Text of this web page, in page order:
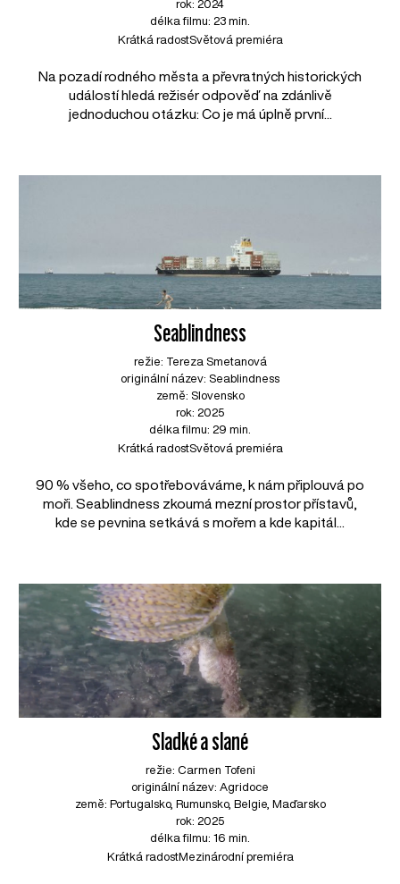
rok: 2024
délka filmu: 23 min.
Krátká radostSvětová premiéra
Na pozadí rodného města a převratných historických
událostí hledá režisér odpověď na zdánlivě
jednoduchou otázku: Co je má úplně první...
Seablindness
režie: Tereza Smetanová
originální název: Seablindness
země: Slovensko
rok: 2025
délka filmu: 29 min.
Krátká radostSvětová premiéra
90 % všeho, co spotřebováváme, k nám připlouvá po
moři. Seablindness zkoumá mezní prostor přístavů,
kde se pevnina setkává s mořem a kde kapitál...
Sladké a slané
režie: Carmen Tofeni
originální název: Agridoce
země: Portugalsko, Rumunsko, Belgie, Maďarsko
rok: 2025
délka filmu: 16 min.
Krátká radostMezinárodní premiéra